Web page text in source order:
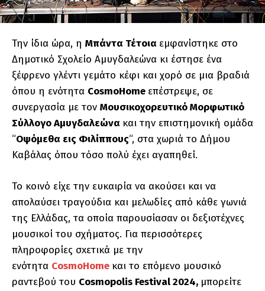
Την ίδια ώρα, η Μπάντα Τέτοια εμφανίστηκε στο
Δημοτικό Σχολείο Αμυγδαλεώνα κι έστησε ένα
ξέφρενο γλέντι γεμάτο κέφι και χορό σε μια βραδιά
όπου η ενότητα CosmoHome επέστρεψε, σε
συνεργασία με τον Μουσικοχορευτικό Μορφωτικό
Σύλλογο Αμυγδαλεώνα και την επιστημονική ομάδα
“Οψόμεθα εις Φιλίππους“, στα χωριά το Δήμου
Καβάλας όπου τόσο πολύ έχει αγαπηθεί.
Το κοινό είχε την ευκαιρία να ακούσει και να
απολαύσει τραγούδια και μελωδίες από κάθε γωνιά
της Ελλάδας, τα οποία παρουσίασαν οι δεξιοτέχνες
μουσικοί του σχήματος. Για περισσότερες
πληροφορίες σxετικά με την
ενότητα CosmoHome και το επόμενο μουσικό
ραντεβού του Cosmopolis Festival 2024, μπορείτε